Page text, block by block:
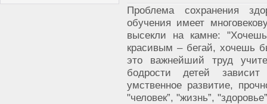
Проблема сохранения
обучения имеет
высекли на камне:
красивым – бегай, хочешь
это важнейший труд
бодрости детей
умственное развитие,
"человек”, "жизнь”,